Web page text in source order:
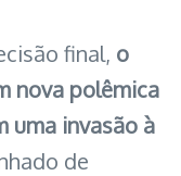
final, o
nova polêmica
uma invasão à
de